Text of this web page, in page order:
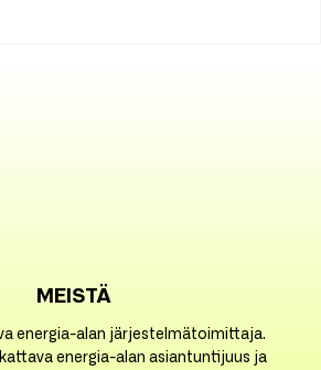
MEISTÄ
energia-alan järjestelmätoimittaja.
energia-alan asiantuntijuus ja